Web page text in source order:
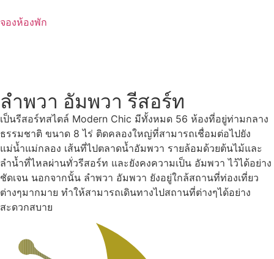
to
จองห้องพัก
ลำพวา อัมพวา รีสอร์ท
เป็นรีสอร์ทสไตล์ Modern Chic มีทั้งหมด 56 ห้องที่อยู่ท่ามกลาง
ธรรมชาติ ขนาด 8 ไร่ ติดคลองใหญ่ที่สามารถเชื่อมต่อไปยัง
แม่น้ำแม่กลอง เส้นที่ไปตลาดน้ำอัมพวา รายล้อมด้วยต้นไม้และ
ลำน้ำที่ไหลผ่านทั่วรีสอร์ท และยังคงความเป็น อัมพวา ไว้ได้อย่าง
ชัดเจน นอกจากนั้น ลำพวา อัมพวา ยังอยู่ใกล้สถานที่ท่องเที่ยว
ต่างๆมากมาย ทำให้สามารถเดินทางไปสถานที่ต่างๆได้อย่าง
สะดวกสบาย